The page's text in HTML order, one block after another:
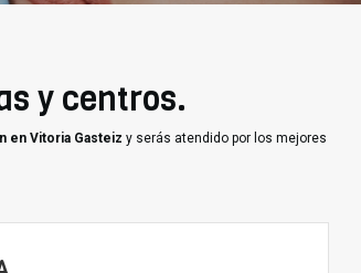
y centros.
en Vitoria Gasteiz y serás atendido por los mejores